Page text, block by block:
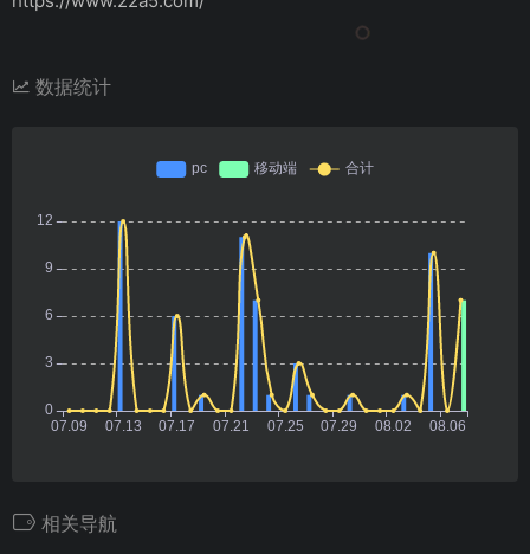
数据统计
相关导航